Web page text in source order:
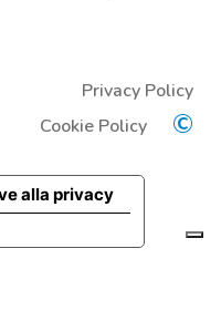
Privacy Policy
Cookie Policy
©
alla privacy